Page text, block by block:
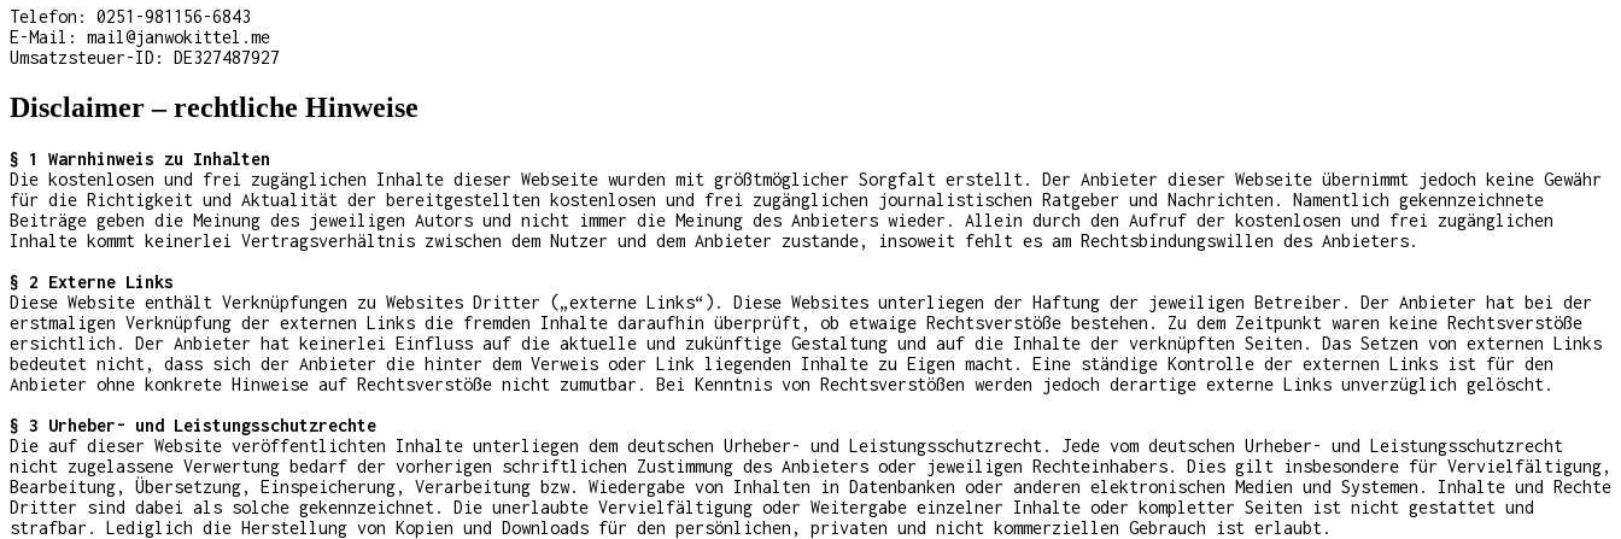
Telefon: 0251-981156-6843
E-Mail: mail@janwokittel.me
Umsatzsteuer-ID: DE327487927
Disclaimer – rechtliche Hinweise
§ 1 Warnhinweis zu Inhalten
Die kostenlosen und frei zugänglichen Inhalte dieser Webseite wurden mit größtmöglicher Sorgfalt erstellt. Der Anbieter dieser Webseite übernimmt jedoch keine Gewähr
für die Richtigkeit und Aktualität der bereitgestellten kostenlosen und frei zugänglichen journalistischen Ratgeber und Nachrichten. Namentlich gekennzeichnete
Beiträge geben die Meinung des jeweiligen Autors und nicht immer die Meinung des Anbieters wieder. Allein durch den Aufruf der kostenlosen und frei zugänglichen
Inhalte kommt keinerlei Vertragsverhältnis zwischen dem Nutzer und dem Anbieter zustande, insoweit fehlt es am Rechtsbindungswillen des Anbieters.
§ 2 Externe Links
Diese Website enthält Verknüpfungen zu Websites Dritter („externe Links“). Diese Websites unterliegen der Haftung der jeweiligen Betreiber. Der Anbieter hat bei der
erstmaligen Verknüpfung der externen Links die fremden Inhalte daraufhin überprüft, ob etwaige Rechtsverstöße bestehen. Zu dem Zeitpunkt waren keine Rechtsverstöße
ersichtlich. Der Anbieter hat keinerlei Einfluss auf die aktuelle und zukünftige Gestaltung und auf die Inhalte der verknüpften Seiten. Das Setzen von externen Links
bedeutet nicht, dass sich der Anbieter die hinter dem Verweis oder Link liegenden Inhalte zu Eigen macht. Eine ständige Kontrolle der externen Links ist für den
Anbieter ohne konkrete Hinweise auf Rechtsverstöße nicht zumutbar. Bei Kenntnis von Rechtsverstößen werden jedoch derartige externe Links unverzüglich gelöscht.
§ 3 Urheber- und Leistungsschutzrechte
Die auf dieser Website veröffentlichten Inhalte unterliegen dem deutschen Urheber- und Leistungsschutzrecht. Jede vom deutschen Urheber- und Leistungsschutzrecht
nicht zugelassene Verwertung bedarf der vorherigen schriftlichen Zustimmung des Anbieters oder jeweiligen Rechteinhabers. Dies gilt insbesondere für Vervielfältigung,
Bearbeitung, Übersetzung, Einspeicherung, Verarbeitung bzw. Wiedergabe von Inhalten in Datenbanken oder anderen elektronischen Medien und Systemen. Inhalte und Rechte
Dritter sind dabei als solche gekennzeichnet. Die unerlaubte Vervielfältigung oder Weitergabe einzelner Inhalte oder kompletter Seiten ist nicht gestattet und
strafbar. Lediglich die Herstellung von Kopien und Downloads für den persönlichen, privaten und nicht kommerziellen Gebrauch ist erlaubt.